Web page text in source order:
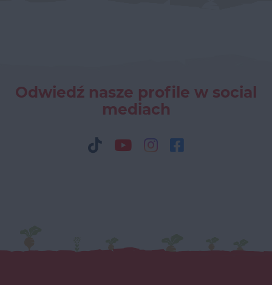
Odwiedź nasze profile w social
mediach